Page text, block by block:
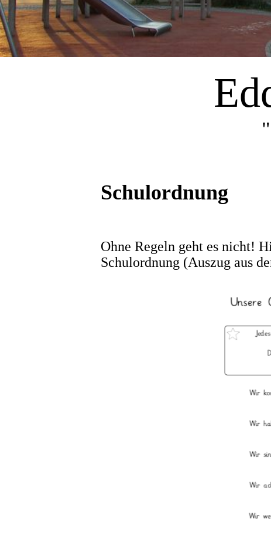
Schulordnung
Ohne Regeln geht es nicht!
Schulordnung (Auszug aus